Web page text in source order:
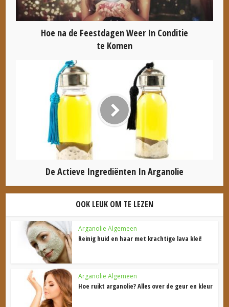
Hoe na de Feestdagen Weer In Conditie
te Komen
De Actieve Ingrediënten In Arganolie
OOK LEUK OM TE LEZEN
Arganolie Algemeen
Reinig huid en haar met krachtige lava klei!
Arganolie Algemeen
Hoe ruikt arganolie? Alles over de geur en kleur